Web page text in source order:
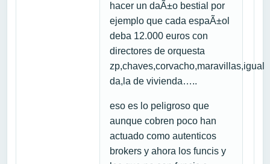
hacer un daÃ±o bestial por
ejemplo que cada espaÃ±ol
deba 12.000 euros con
directores de orquesta
zp,chaves,corvacho,maravillas,igual
da,la de vivienda…..
eso es lo peligroso que
aunque cobren poco han
actuado como autenticos
brokers y ahora los funcis y